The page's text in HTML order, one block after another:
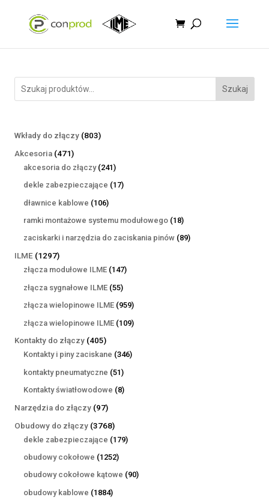
Szukaj
Wkłady do złączy 803803
Akcesoria 471471
produktów
akcesoria do złączy 241241
produktów
dekle zabezpieczające 1717
dławnice kablowe 106106
produktów
ramki montażowe systemu modułowego 1818
produktów
zaciskarki i narzędzia do zaciskania pinów 8989
ILME 12971297
produktów
złącza modułowe ILME 147147
złącza sygnałowe ILME 5555
produktów
złącza wielopinowe ILME 959959
produktów
złącza wielopinowe ILME 109109
Kontakty do złączy 405405
produktów
Kontakty i piny zaciskane 346346
kontakty pneumatyczne 5151
produktów
Kontakty światłowodowe 88
Narzędzia do złączy 9797
produktów
Obudowy do złączy 37683768
produktów
dekle zabezpieczające 179179
obudowy cokołowe 12521252
produkty
obudowy cokołowe kątowe 9090
obudowy kablowe 18841884